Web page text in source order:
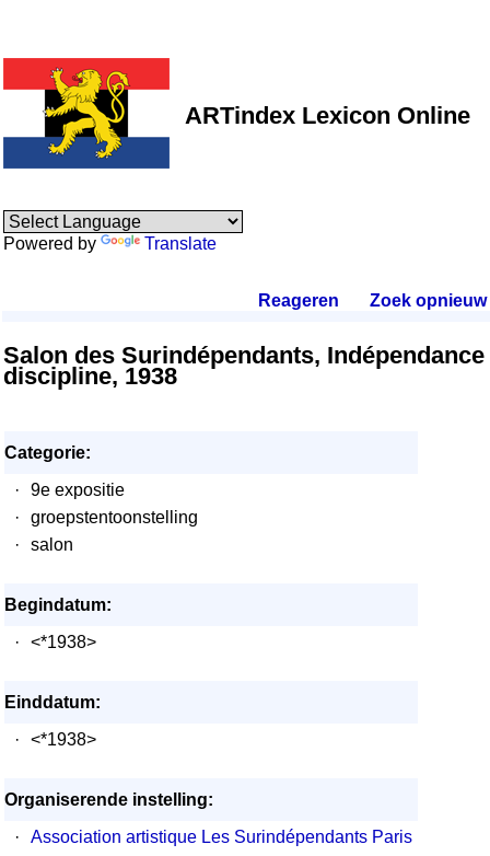
ARTindex Lexicon Online
Powered by Translate
Reageren Zoek opnieuw.
Salon des Surindépendants, Indépendance
discipline, 1938
Categorie:
·
9e expositie
·
groepstentoonstelling
·
salon
Begindatum:
·
<*1938>
Einddatum:
·
<*1938>
Organiserende instelling:
·
Association artistique Les Surindépendants Paris